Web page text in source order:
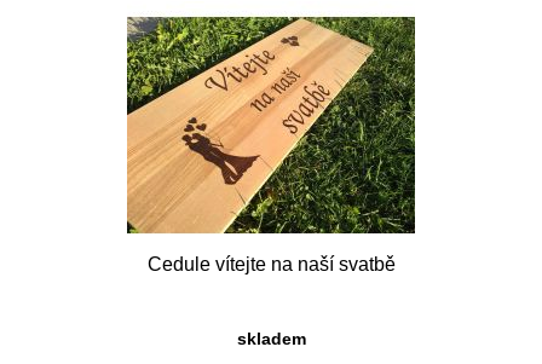
Cedule vítejte na naší svatbě
skladem